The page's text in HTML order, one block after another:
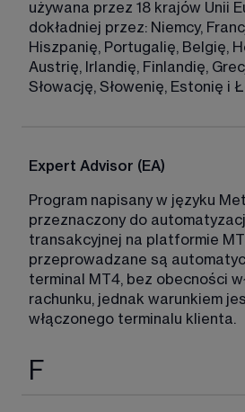
używana przez 18 krajów Unii
dokładniej przez: Niemcy,
Hiszpanię, Portugalię, Belgię,
Austrię, Irlandię, Finlandię,
Słowację, Słowenię, Estonię i
Expert Advisor (EA)
Program napisany w języku
przeznaczony do
transakcyjnej na platformie
przeprowadzane są
terminal MT4, bez obecności
rachunku, jednak warunkiem
włączonego terminalu klienta.
F